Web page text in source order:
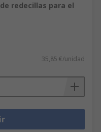
redecillas para el
35,85 €/unidad